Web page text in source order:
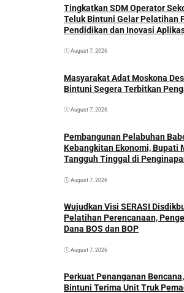
Tingkatkan SDM Operator
Teluk Bintuni Gelar Pelatihan
August 7, 2026
Masyarakat Adat Moskona
Bintuni Segera Terbitkan
August 7, 2026
Pembangunan Pelabuhan
Kebangkitan Ekonomi, Bupati
Tangguh Tinggal di
August 7, 2026
Wujudkan Visi SERASI
Pelatihan Perencanaan,
Dana BOS dan BOP
August 7, 2026
Perkuat Penanganan
Bintuni Terima Unit Truk